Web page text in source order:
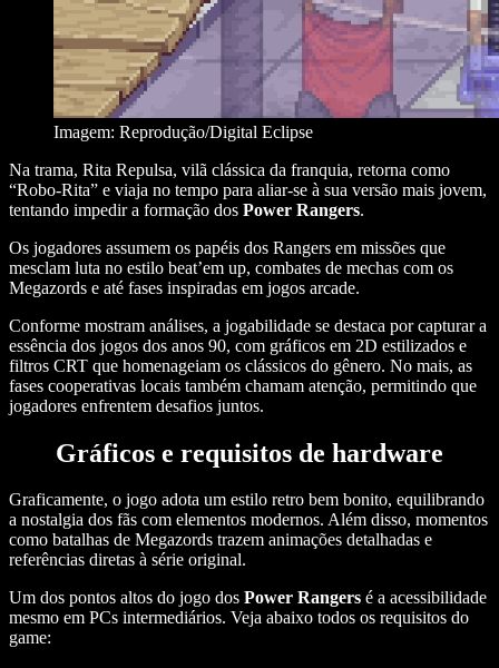
Imagem: Reprodução/Digital Eclipse
Na trama, Rita Repulsa, vilã clássica da franquia, retorna como
“Robo-Rita” e viaja no tempo para aliar-se à sua versão mais jovem,
tentando impedir a formação dos Power Rangers.
Os jogadores assumem os papéis dos Rangers em missões que
mesclam luta no estilo beat’em up, combates de mechas com os
Megazords e até fases inspiradas em jogos arcade.
Conforme mostram análises, a jogabilidade se destaca por capturar a
essência dos jogos dos anos 90, com gráficos em 2D estilizados e
filtros CRT que homenageiam os clássicos do gênero. No mais, as
fases cooperativas locais também chamam atenção, permitindo que
jogadores enfrentem desafios juntos.
Gráficos e requisitos de hardware
Graficamente, o jogo adota um estilo retro bem bonito, equilibrando
a nostalgia dos fãs com elementos modernos. Além disso, momentos
como batalhas de Megazords trazem animações detalhadas e
referências diretas à série original.
Um dos pontos altos do jogo dos Power Rangers é a acessibilidade
mesmo em PCs intermediários. Veja abaixo todos os requisitos do
game: